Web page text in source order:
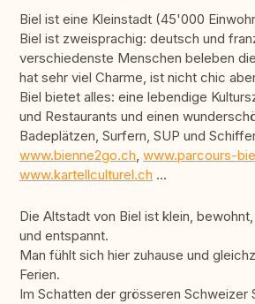
Biel ist eine Kleinstadt (45'000
Biel ist zweisprachig: deutsch und
verschiedenste Menschen beleben
hat sehr viel Charme, ist nicht chic
Biel bietet alles: eine lebendige
und Restaurants und einen
Badeplätzen, Surfern, SUP und
www.bienne2go.ch, www.parcours-
www.kartellculturel.ch ...
Die Altstadt von Biel ist klein,
und entspannt.
Man fühlt sich hier zuhause und
Ferien.
Im Schatten der grösseren Schweizer